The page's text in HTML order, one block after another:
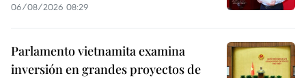
06/08/2026 08:29
Parlamento vietnamita examina
inversión en grandes proyectos de